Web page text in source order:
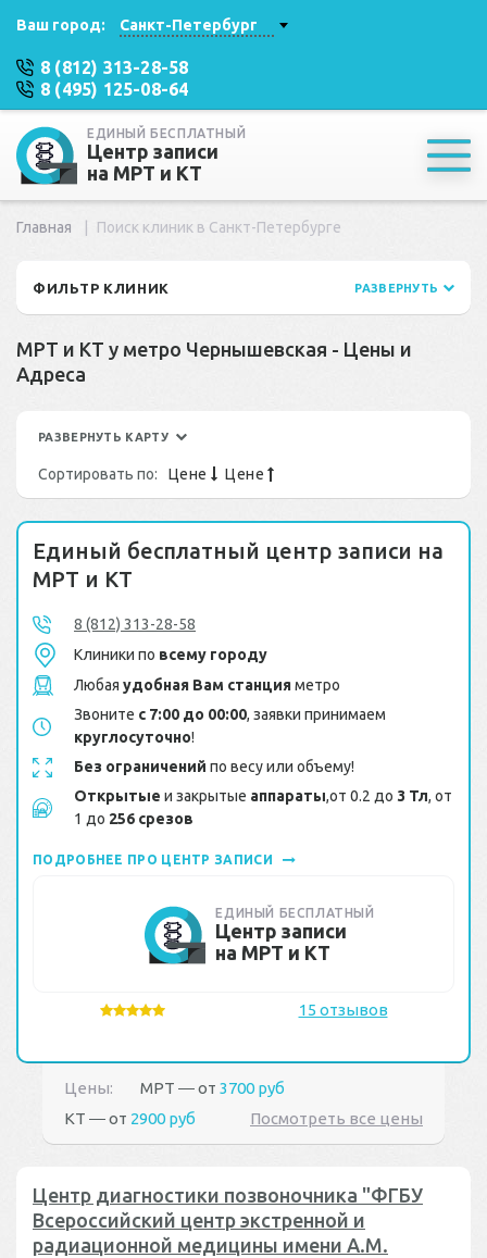
Ваш город: Санкт-Петербург
8 (812) 313-28-58
8 (495) 125-08-64
ЕДИНЫЙ БЕСПЛАТНЫЙ
Центр записи
на МРТ и КТ
Главная Поиск клиник в Санкт-Петербурге
ФИЛЬТР КЛИНИК РАЗВЕРНУТЬ
МРТ и КТ у метро Чернышевская - Цены и
Адреса
РАЗВЕРНУТЬ КАРТУ
Сортировать по: Цене Цене
Единый бесплатный центр записи на
МРТ и КТ
8 (812) 313-28-58
Клиники по всему городу
Любая удобная Вам станцияметро
Звоните с 7:00 до 00:00, заявки принимаем
круглосуточно!
Без ограничений по весу или объему!
Открытые и закрытые аппараты,от 0.2 до 3 Тл, от
1 до 256 срезов
ПОДРОБНЕЕ ПРО ЦЕНТР ЗАПИСИ
ЕДИНЫЙ БЕСПЛАТНЫЙ
Центр записи
на МРТ и КТ
15 отзывов
Цены: МРТ ― от 3700 руб
КТ ― от 2900 руб Посмотреть все цены
Центр диагностики позвоночника "ФГБУ
Всероссийский центр экстренной и
радиационной медицины имени А.М.